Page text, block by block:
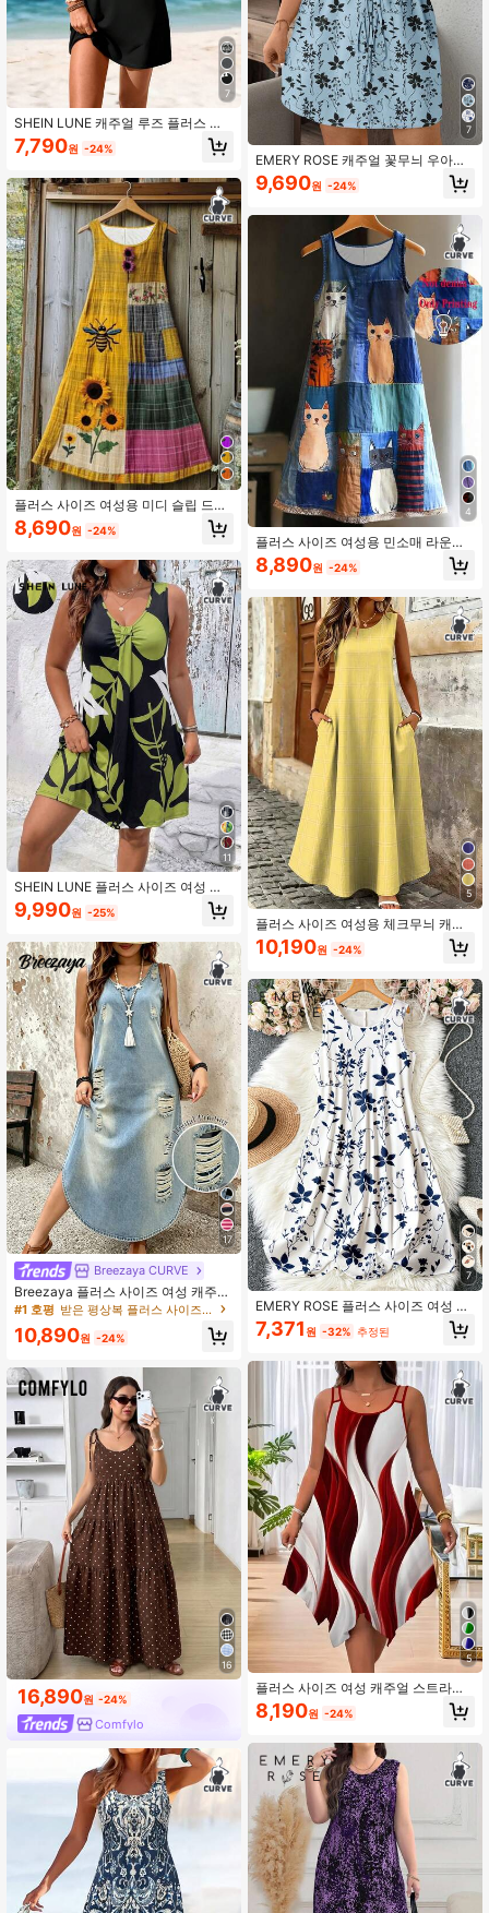
7
SHEIN LUNE 캐주얼 루즈 플러스 사
이즈 여름 드레스
7,790원 -24%
플러스 사이즈 여성용 미디 슬립 드레
스, 민소매 라운드 넥 패치워크 해바라
기 자수 A라인 드레스 휴가 우아한 여
8,690원 -24%
11
SHEIN LUNE 플러스 사이즈 여성 여
름 비대칭 라인 멀티 컬러 그라데이션
프린트 캐미솔 스트랩 플러스 사이즈
레스
9,990원 -25%
17
Breezaya CURVE
Breezaya 플러스 사이즈 여성 캐주얼
휴가 맥시 드레스; 여성 여름 해변 의
#1 호평 받은 평상복 플러스 사이즈 드레스
10,890원 -24%
16
16,890원 -24%
Comfylo
7
EMERY ROSE 캐주얼 꽃무늬 우아한
스파게티 스트랩 드레스 플러스 사이
즈 여성용, 여름 해변 휴가에 적합
9,690원 -24%
4
플러스 사이즈 여성용 민소매 라운드
넥 고양이 프린트 패치워크 스트랩 드
레스, 니트 소재, 무릎 길이 A라인 드레
8,890원 -24%
5
플러스 사이즈 여성용 체크무늬 캐주
얼 휴가 민소매 드레스 포켓 포함 우아
한 노란색 여름
10,190원 -24%
7
EMERY ROSE 플러스 사이즈 여성 식
물 프린트 라운드 넥 민소매 루즈 캐주
얼 드레스 여성 플로럴 여름 드레스 보
트 플로럴 드레스 블루 앤 화이트 드레
스 여성 여름 선드레스 여성
7,371 원 -32% 추정된
5
플러스 사이즈 여성 캐주얼 스트라이
프 프린트 비대칭 밑단 스파게티 스트
랩 드레스 여름 휴가 우아한 레드
8,190원 -24%